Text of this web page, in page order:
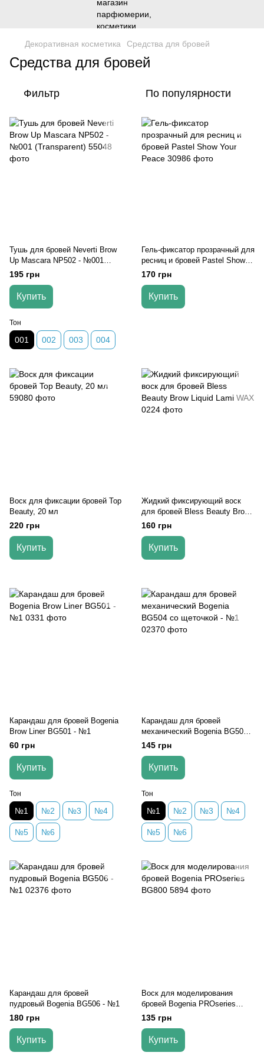
Декоративная косметика Средства для бровей
Средства для бровей
Фильтр По популярности
Тушь для бровей Neverti Brow
Up Mascara NP502 - №001
(Transparent)
195 грн
Купить
Тон
001 002 003 004
Гель-фиксатор прозрачный для
ресниц и бровей Pastel Show
Your Peace
170 грн
Купить
Воск для фиксации бровей Top
Beauty, 20 мл
220 грн
Купить
Жидкий фиксирующий воск
для бровей Bless Beauty Brow
Liquid Lami WAX
160 грн
Купить
Карандаш для бровей Bogenia
Brow Liner BG501 - №1
60 грн
Купить
Тон
№1 №2 №3 №4
№5 №6
Карандаш для бровей
механический Bogenia BG504
со щеточкой - №1
145 грн
Купить
Тон
№1 №2 №3 №4
№5 №6
Карандаш для бровей
пудровый Bogenia BG506 - №1
180 грн
Купить
Воск для моделирования
бровей Bogenia PROseries
BG800
135 грн
Купить